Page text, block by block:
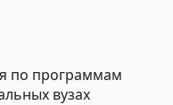
по программам
вузах